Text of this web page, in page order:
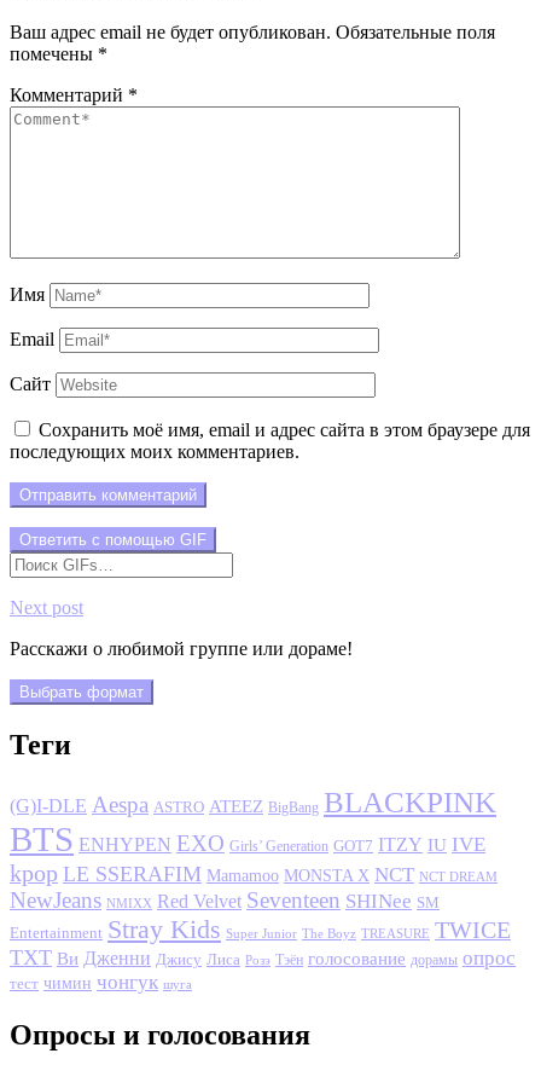
Ваш адрес email не будет опубликован. Обязательные поля
помечены *
Комментарий *
Имя
Email
Сайт
Сохранить моё имя, email и адрес сайта в этом браузере для
последующих моих комментариев.
Отправить комментарий
Ответить с помощью GIF
Next post
Расскажи о любимой группе или дораме!
Выбрать формат
Теги
(G)I-DLE Aespa ASTRO ATEEZ BigBang BLACKPINK
BTS ENHYPEN EXO Girls’ Generation GOT7 ITZY IU IVE
kpop LE SSERAFIM Mamamoo MONSTA X NCT NCT DREAM
NewJeans NMIXX Red Velvet Seventeen SHINee SM
Entertainment Stray Kids Super Junior The Boyz TREASURE TWICE
TXT Ви Дженни Джису Лиса Розэ Тэён голосование дорамы опрос
тест чимин чонгук шуга
Опросы и голосования